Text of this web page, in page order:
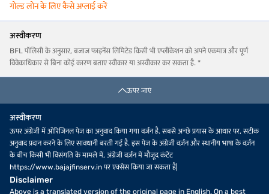
गोल्ड लोन के लिए कैसे अप्लाई करें
अस्वीकरण
BFL पॉलिसी के अनुसार, बजाज फाइनेंस लिमिटेड किसी भी एप्लीकेशन को अपने एकमात्र और पूर्ण
विवेकाधिकार से बिना कोई कारण बताए स्वीकार या अस्वीकार कर सकता है. *
ऊपर जाएं
अस्वीकरण
ऊपर अंग्रेजी में ओरिजिनल पेज का अनुवाद किया गया वर्ज़न है. सबसे अच्छे प्रयास के आधार पर, सटीक
अनुवाद प्रदान करने के लिए सावधानी बरती गई है. इस पेज के अंग्रेजी वर्ज़न और स्थानीय भाषा के वर्ज़न
के बीच किसी भी विसंगति के मामले में, अंग्रेजी वर्ज़न में मौजूद कंटेंट
https://www.bajajfinserv.in पर एक्सेस किया जा सकता है|
Disclaimer
Above is a translated version of the original page in English. On a best